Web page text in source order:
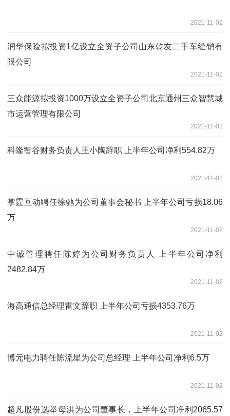
2021-11-02
润华保险拟投资1亿设立全资子公司山东乾友二手车经销有
限公司
2021-11-02
三众能源拟投资1000万设立全资子公司北京通州三众智慧城
市运营管理有限公司
2021-11-02
科隆智谷财务负责人王小陶辞职 上半年公司净利554.82万
2021-11-02
掌霆互动聘任徐驰为公司董事会秘书 上半年公司亏损18.06
万
2021-11-02
中诚管理聘任陈婷为公司财务负责人 上半年公司净利
2482.84万
2021-11-02
海高通信总经理雷文辞职 上半年公司亏损4353.76万
2021-11-02
博元电力聘任陈流星为公司总经理 上半年公司净利6.5万
2021-11-02
超凡股份选举母洪为公司董事长，上半年公司净利2065.57